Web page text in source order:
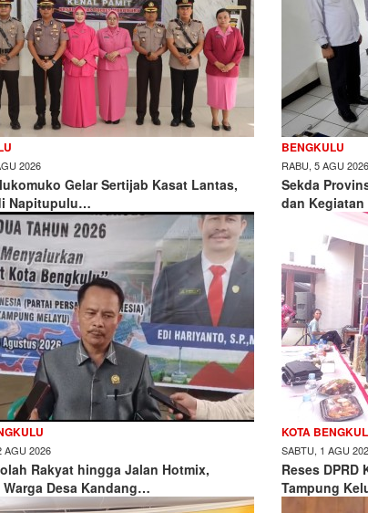
2026
Gelar Sertijab Kasat Lantas,
Napitupulu…
BENGKULU
RABU, 5 AGU 2026
Sekda
dan
AGU 2026
Rakyat hingga Jalan Hotmix,
Desa Kandang…
KOTA
SABTU, 1 AGU
Reses DPRD
Tampung